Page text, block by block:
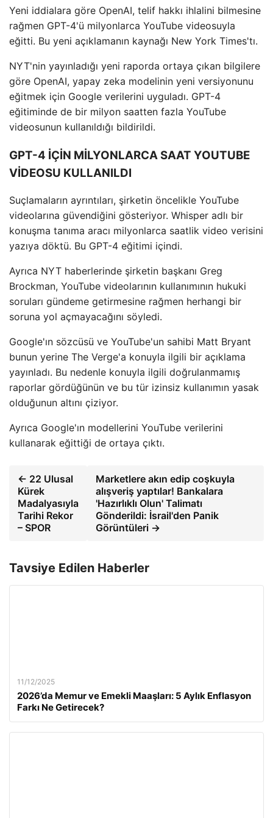
Yeni iddialara göre OpenAI, telif hakkı ihlalini bilmesine
rağmen GPT-4'ü milyonlarca YouTube videosuyla
eğitti. Bu yeni açıklamanın kaynağı New York Times'tı.
NYT'nin yayınladığı yeni raporda ortaya çıkan bilgilere
göre OpenAI, yapay zeka modelinin yeni versiyonunu
eğitmek için Google verilerini uyguladı. GPT-4
eğitiminde de bir milyon saatten fazla YouTube
videosunun kullanıldığı bildirildi.
GPT-4 İÇİN MİLYONLARCA SAAT YOUTUBE
VİDEOSU KULLANILDI
Suçlamaların ayrıntıları, şirketin öncelikle YouTube
videolarına güvendiğini gösteriyor. Whisper adlı bir
konuşma tanıma aracı milyonlarca saatlik video verisini
yazıya döktü. Bu GPT-4 eğitimi içindi.
Ayrıca NYT haberlerinde şirketin başkanı Greg
Brockman, YouTube videolarının kullanımının hukuki
soruları gündeme getirmesine rağmen herhangi bir
soruna yol açmayacağını söyledi.
Google'ın sözcüsü ve YouTube'un sahibi Matt Bryant
bunun yerine The Verge'a konuyla ilgili bir açıklama
yayınladı. Bu nedenle konuyla ilgili doğrulanmamış
raporlar gördüğünün ve bu tür izinsiz kullanımın yasak
olduğunun altını çiziyor.
Ayrıca Google'ın modellerini YouTube verilerini
kullanarak eğittiği de ortaya çıktı.
← 22 Ulusal
Kürek
Madalyasıyla
Tarihi Rekor
– SPOR
Marketlere akın edip coşkuyla
alışveriş yaptılar! Bankalara
'Hazırlıklı Olun' Talimatı
Gönderildi: İsrail'den Panik
Görüntüleri →
Tavsiye Edilen Haberler
11/12/2025
2026’da Memur ve Emekli Maaşları: 5 Aylık Enflasyon
Farkı Ne Getirecek?